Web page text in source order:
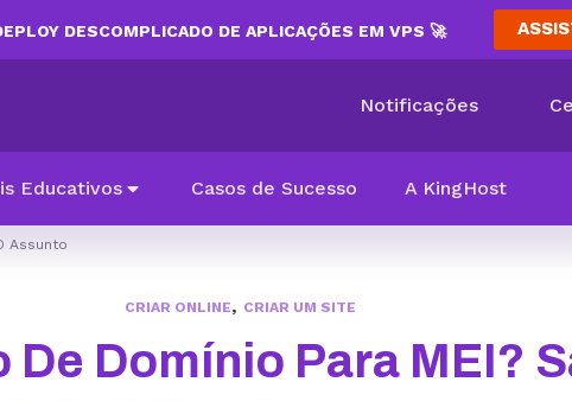
DESCOMPLICADO DE APLICAÇÕES EM VPS 🚀
Notificações
Educativos Casos de Sucesso A KingHost
Assunto
CRIAR ONLINE, CRIAR UM SITE
De Domínio Para MEI?